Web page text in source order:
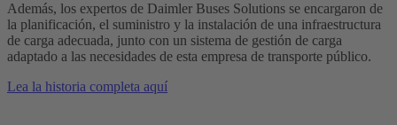
Además, los expertos de Daimler Buses Solutions se encargaron de
la planificación, el suministro y la instalación de una infraestructura
de carga adecuada, junto con un sistema de gestión de carga
adaptado a las necesidades de esta empresa de transporte público.
Lea la historia completa aquí